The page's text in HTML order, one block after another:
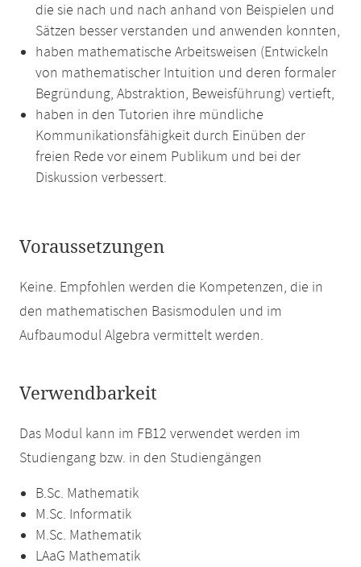
die sie nach und nach anhand von Beispielen und
Sätzen besser verstanden und anwenden konnten,
haben mathematische Arbeitsweisen (Entwickeln
von mathematischer Intuition und deren formaler
Begründung, Abstraktion, Beweisführung) vertieft,
haben in den Tutorien ihre mündliche
Kommunikationsfähigkeit durch Einüben der
freien Rede vor einem Publikum und bei der
Diskussion verbessert.
Voraussetzungen
Keine. Empfohlen werden die Kompetenzen, die in
den mathematischen Basismodulen und im
Aufbaumodul Algebra vermittelt werden.
Verwendbarkeit
Das Modul kann im FB12 verwendet werden im
Studiengang bzw. in den Studiengängen
B.Sc. Mathematik
M.Sc. Informatik
M.Sc. Mathematik
LAaG Mathematik